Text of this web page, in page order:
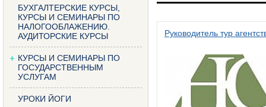
БУХГАЛТЕРСКИЕ КУРСЫ,
КУРСЫ И СЕМИНАРЫ ПО
НАЛОГООБЛАЖЕНИЮ.
АУДИТОРСКИЕ КУРСЫ
КУРСЫ И СЕМИНАРЫ ПО
ГОСУДАРСТВЕННЫМ
УСЛУГАМ
УРОКИ ЙОГИ
Руководитель тур